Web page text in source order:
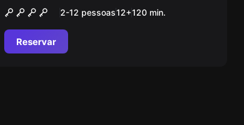
Operação Mindfall
2-12 pessoas12+120 min.
Reservar